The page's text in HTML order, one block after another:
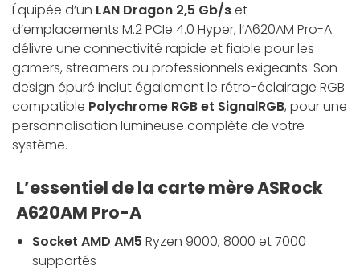
Équipée d’un LAN Dragon 2,5 Gb/set
d’emplacements M.2 PCIe 4.0 Hyper, l’A620AM Pro-A
délivre une connectivité rapide et fiable pour les
gamers, streamers ou professionnels exigeants. Son
design épuré inclut également le rétro-éclairage RGB
compatible Polychrome RGB et SignalRGB, pour une
personnalisation lumineuse complète de votre
système.
L’essentiel de la carte mère ASRock
A620AM Pro-A
Socket AMD AM5 Ryzen 9000, 8000 et 7000
supportés